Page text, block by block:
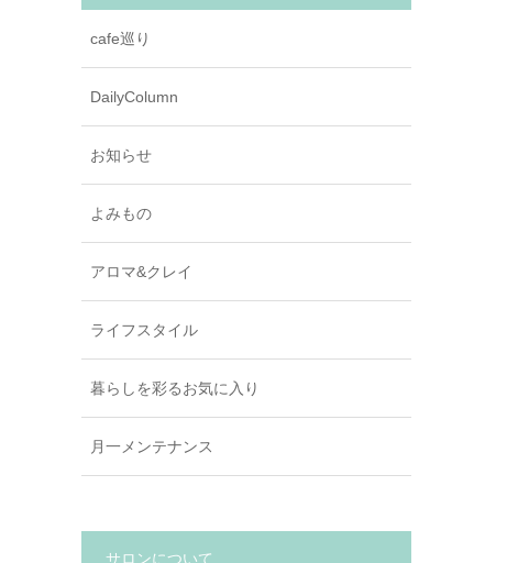
cafe巡り
DailyColumn
お知らせ
よみもの
アロマ&クレイ
ライフスタイル
暮らしを彩るお気に入り
月一メンテナンス
サロンについて